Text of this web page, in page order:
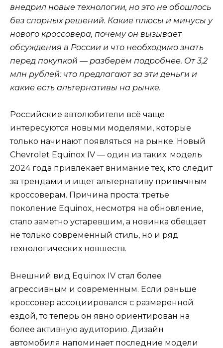
внедрил новые технологии, но это не обошлось
без спорных решений. Какие плюсы и минусы у
нового кроссовера, почему он вызывает
обсуждения в России и что необходимо знать
перед покупкой — разберём подробнее. От 3,2
млн рублей: что предлагают за эти деньги и
какие есть альтернативы на рынке.
Российские автолюбители всё чаще
интересуются новыми моделями, которые
только начинают появляться на рынке. Новый
Chevrolet Equinox IV — один из таких: модель
2024 года привлекает внимание тех, кто следит
за трендами и ищет альтернативу привычным
кроссоверам. Причина проста: третье
поколение Equinox, несмотря на обновление,
стало заметно устаревшим, а новинка обещает
не только современный стиль, но и ряд
технологических новшеств.
Внешний вид Equinox IV стал более
агрессивным и современным. Если раньше
кроссовер ассоциировался с размеренной
ездой, то теперь он явно ориентирован на
более активную аудиторию. Дизайн
автомобиля напоминает последние модели